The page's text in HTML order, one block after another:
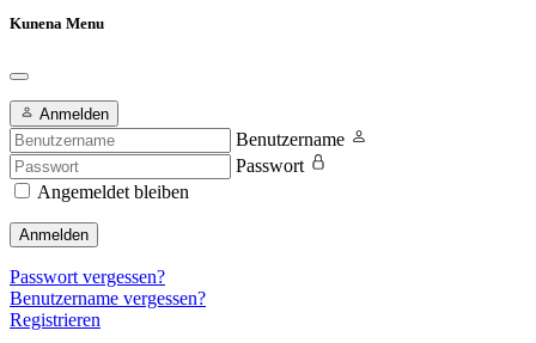
Kunena Menu
Anmelden
Benutzername
Passwort
Angemeldet bleiben
Anmelden
Passwort vergessen?
Benutzername vergessen?
Registrieren